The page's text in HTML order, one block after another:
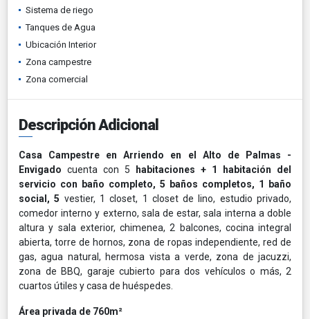
Sistema de riego
Tanques de Agua
Ubicación Interior
Zona campestre
Zona comercial
Descripción Adicional
Casa Campestre en Arriendo en el Alto de Palmas
-
Envigado cuenta con 5 habitaciones + 1 habitación del
servicio con baño completo, 5 baños completos, 1 baño
social, 5 vestier, 1 closet, 1 closet de lino, estudio privado,
comedor interno y externo, sala de estar, sala interna a doble
altura y sala exterior, chimenea, 2 balcones, cocina integral
abierta, torre de hornos, zona de ropas independiente, red de
gas, agua natural, hermosa vista a verde, zona de jacuzzi,
zona de BBQ, garaje cubierto para dos vehículos o más, 2
cuartos útiles y casa de huéspedes.
Área privada de 760m²